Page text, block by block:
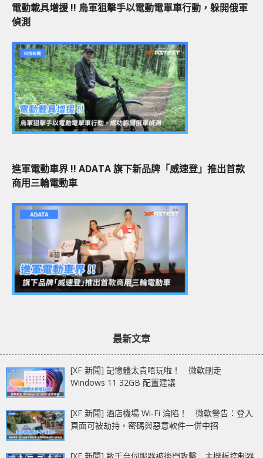
電動載具增援 !! 烏軍狙擊手以電動電單車行動，躲開俄軍
偵測
進軍電動車界 !! ADATA 旗下新品牌「威速登」推出首款
商用三輪電動車
最新文章
[XF 新聞] 記憶體太貴唔玩啦！ 微軟刪走
Windows 11 32GB 配置建議
[XF 新聞] 酒店機場 Wi-Fi 淪陷！ 微軟警告：登入
頁面可被劫持，密碼與惡意軟件一併中招